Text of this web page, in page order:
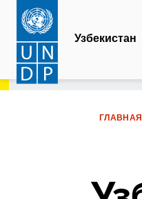
Перейти
основному
содержанию
Узбекистан
ГЛАВНАЯ